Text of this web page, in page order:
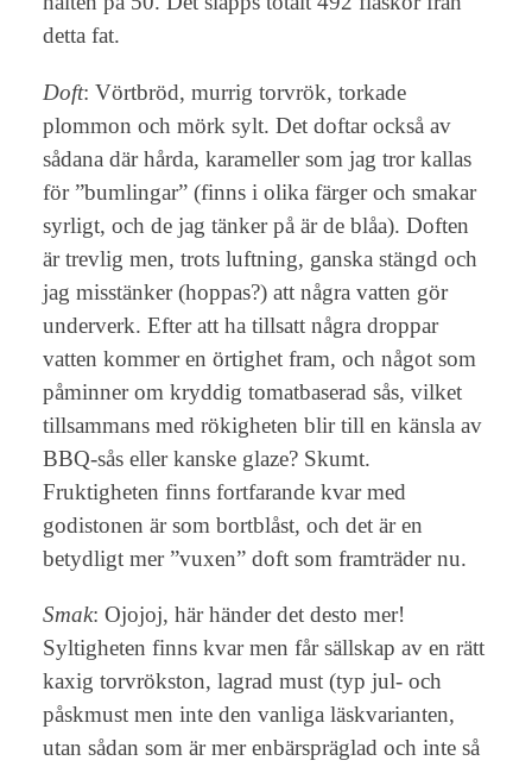
detta fat.
Doft: Vörtbröd, murrig torvrök, torkade
plommon och mörk sylt. Det doftar också av
sådana där hårda, karameller som jag tror kallas
för ”bumlingar” (finns i olika färger och smakar
syrligt, och de jag tänker på är de blåa). Doften
är trevlig men, trots luftning, ganska stängd och
jag misstänker (hoppas?) att några vatten gör
underverk. Efter att ha tillsatt några droppar
vatten kommer en örtighet fram, och något som
påminner om kryddig tomatbaserad sås, vilket
tillsammans med rökigheten blir till en känsla av
BBQ-sås eller kanske glaze? Skumt.
Fruktigheten finns fortfarande kvar med
godistonen är som bortblåst, och det är en
betydligt mer ”vuxen” doft som framträder nu.
Smak: Ojojoj, här händer det desto mer!
Syltigheten finns kvar men får sällskap av en rätt
kaxig torvrökston, lagrad must (typ jul- och
påskmust men inte den vanliga läskvarianten,
utan sådan som är mer enbärspräglad och inte så